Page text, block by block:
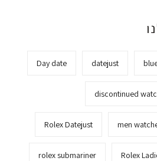
datejust
Day date
discontinued
men
Rolex Datejust
Rolex
rolex submariner